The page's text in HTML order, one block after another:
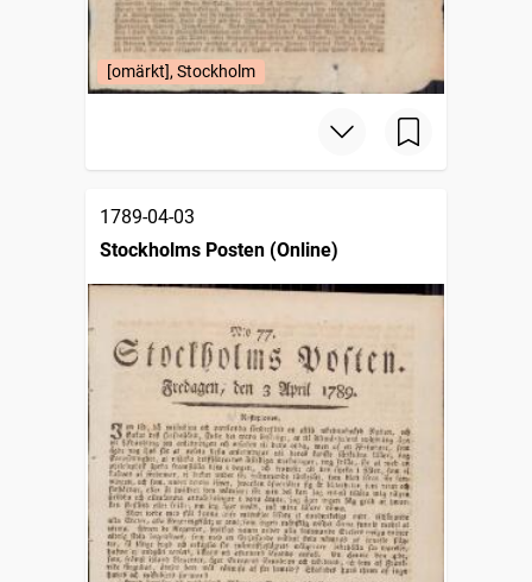
[omärkt], Stockholm
1789-04-03
Stockholms Posten (Online)